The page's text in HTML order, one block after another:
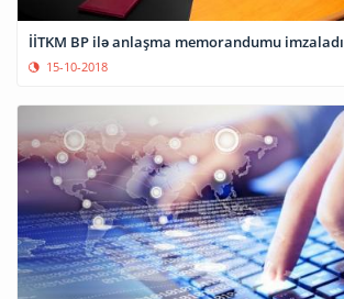
İİTKM BP ilə anlaşma memorandumu imzaladı
15-10-2018